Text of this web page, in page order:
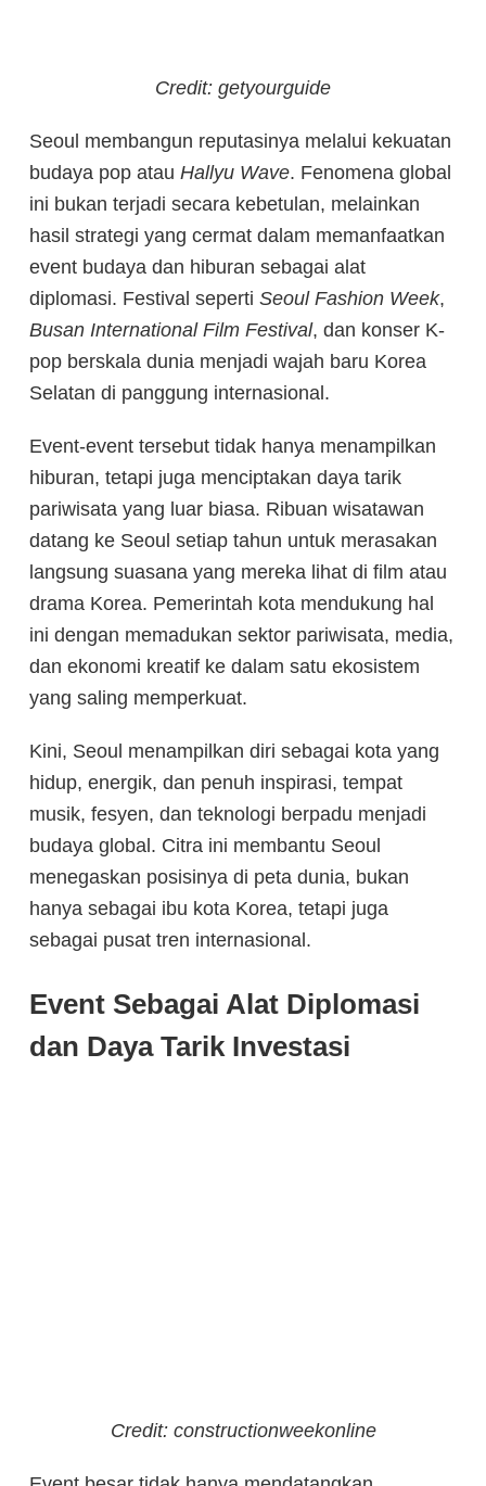
Credit: getyourguide
Seoul membangun reputasinya melalui kekuatan
budaya pop atau Hallyu Wave. Fenomena global
ini bukan terjadi secara kebetulan, melainkan
hasil strategi yang cermat dalam memanfaatkan
event budaya dan hiburan sebagai alat
diplomasi. Festival seperti Seoul Fashion Week,
Busan International Film Festival, dan konser K-
pop berskala dunia menjadi wajah baru Korea
Selatan di panggung internasional.
Event-event tersebut tidak hanya menampilkan
hiburan, tetapi juga menciptakan daya tarik
pariwisata yang luar biasa. Ribuan wisatawan
datang ke Seoul setiap tahun untuk merasakan
langsung suasana yang mereka lihat di film atau
drama Korea. Pemerintah kota mendukung hal
ini dengan memadukan sektor pariwisata, media,
dan ekonomi kreatif ke dalam satu ekosistem
yang saling memperkuat.
Kini, Seoul menampilkan diri sebagai kota yang
hidup, energik, dan penuh inspirasi, tempat
musik, fesyen, dan teknologi berpadu menjadi
budaya global. Citra ini membantu Seoul
menegaskan posisinya di peta dunia, bukan
hanya sebagai ibu kota Korea, tetapi juga
sebagai pusat tren internasional.
Event Sebagai Alat Diplomasi
dan Daya Tarik Investasi
Credit: constructionweekonline